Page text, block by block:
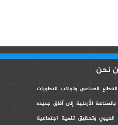
نحن
الصناعي وتواكب التطورات
الأردنية إلى آفاق جديده
وتحقيق تنمية اجتماعية